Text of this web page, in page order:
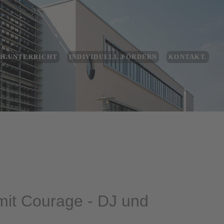
INDIVIDUELL.FÖRDERN KONTAKT.
Courage - DJ und